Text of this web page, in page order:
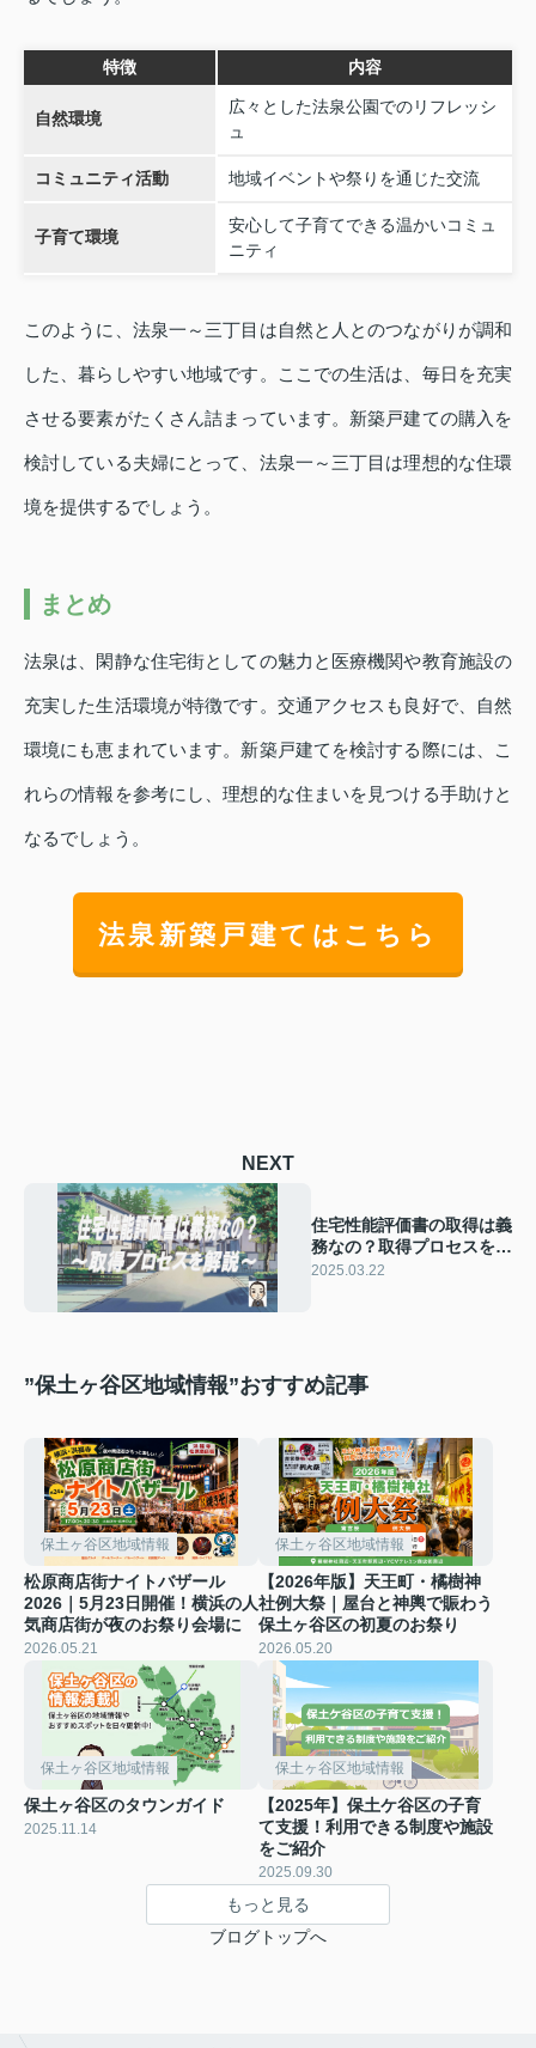
特徴 内容
自然環境
広々とした法泉公園でのリフレッシ
ュ
コミュニティ活動 地域イベントや祭りを通じた交流
子育て環境
安心して子育てできる温かいコミュ
ニティ
このように、法泉一～三丁目は自然と人とのつながりが調和
した、暮らしやすい地域です。ここでの生活は、毎日を充実
させる要素がたくさん詰まっています。新築戸建ての購入を
検討している夫婦にとって、法泉一～三丁目は理想的な住環
境を提供するでしょう。
まとめ
法泉は、閑静な住宅街としての魅力と医療機関や教育施設の
充実した生活環境が特徴です。交通アクセスも良好で、自然
環境にも恵まれています。新築戸建てを検討する際には、こ
れらの情報を参考にし、理想的な住まいを見つける手助けと
なるでしょう。
法泉新築戸建てはこちら
NEXT
住宅性能評価書の取得は義
務なの？取得プロセスを解
説
2025.03.22
”保土ヶ谷区地域情報”おすすめ記事
保土ヶ谷区地域情報
松原商店街ナイトバザール
2026｜5月23日開催！横浜の人
気商店街が夜のお祭り会場に
2026.05.21
保土ヶ谷区地域情報
【2026年版】天王町・橘樹神
社例大祭｜屋台と神輿で賑わう
保土ヶ谷区の初夏のお祭り
2026.05.20
保土ヶ谷区地域情報
保土ヶ谷区のタウンガイド
2025.11.14
保土ヶ谷区地域情報
【2025年】保土ケ谷区の子育
て支援！利用できる制度や施設
をご紹介
2025.09.30
もっと見る
ブログトップへ